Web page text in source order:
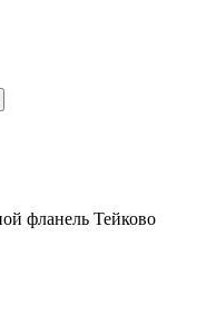
фланель Тейково